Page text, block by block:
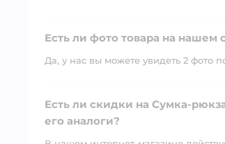
Есть ли фото товара на нашем
Да, у нас вы можете увидеть 2 фото
Есть ли скидки на Сумка-
его аналоги?